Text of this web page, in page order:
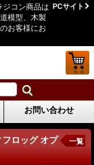
ジコン商品は
模型、木製
お客様にお
PCサイト
お問い合わせ
ロッグ オプ
一覧